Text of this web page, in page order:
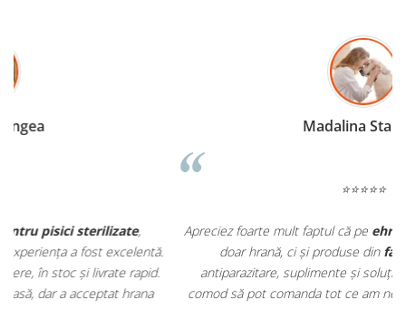
Apreciez foarte mult faptul că peehranaanimale.rogăsesc nu
doar hrană, ci și produse dinfarmacia veterinară:
antiparazitare, suplimente și soluții de îngrijire. Este foarte
comod să pot comanda tot ce am nevoie pentru animalul meu